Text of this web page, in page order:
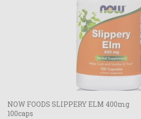
NOW FOODS SLIPPERY ELM 400mg
100caps